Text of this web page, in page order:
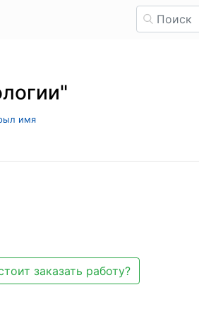
имя
заказать работу?